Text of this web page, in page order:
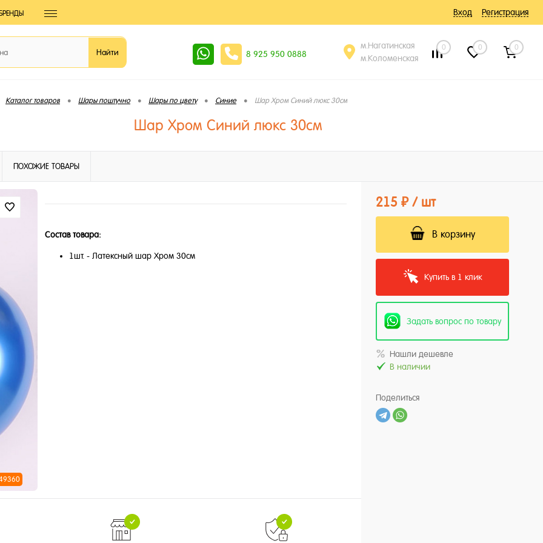
Вход Регистрация
8 925 950 0888
м.Нагатинская
м.Коломенская
0 0 0
Каталог товаров • Шары поштучно • Шары по цвету • Синие • Шар Хром Синий люкс 30см
Шар Хром Синий люкс 30см
ПОХОЖИЕ ТОВАРЫ
Состав товара:
1шт. - Латексный шар Хром 30см
215 ₽ / шт
В корзину
Купить в 1 клик
Задать вопрос по товару
Нашли дешевле
В наличии
Поделиться